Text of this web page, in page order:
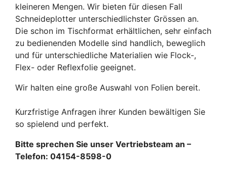
kleineren Mengen. Wir bieten für diesen Fall
Schneideplotter unterschiedlichster Grössen an.
Die schon im Tischformat erhältlichen, sehr einfach
zu bedienenden Modelle sind handlich, beweglich
und für unterschiedliche Materialien wie Flock-,
Flex- oder Reflexfolie geeignet.
Wir halten eine große Auswahl von Folien bereit.
Kurzfristige Anfragen ihrer Kunden bewältigen Sie
so spielend und perfekt.
Bitte sprechen Sie unser Vertriebsteam an –
Telefon: 04154-8598-0